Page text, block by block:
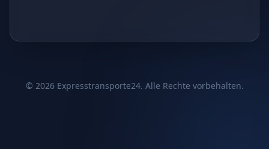
© 2026Expresstransporte24. Alle Rechte vorbehalten.